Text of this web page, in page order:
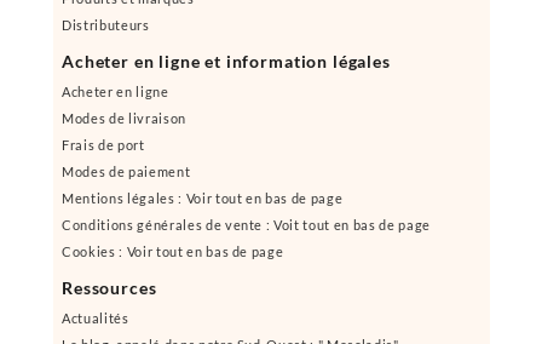
Distributeurs
Acheter en ligne et information légales
Acheter en ligne
Modes de livraison
Frais de port
Modes de paiement
Mentions légales : Voir tout en bas de page
Conditions générales de vente : Voit tout en bas de page
Cookies : Voir tout en bas de page
Ressources
Actualités